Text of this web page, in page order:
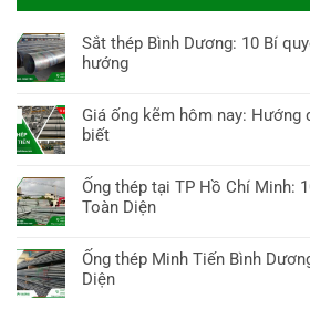
Sắt thép Bình Dương: 10 Bí
hướng
có
bình
Sắt
thép
Dương:
10
Bí
Giá ống kẽm hôm nay: Hướng
biết
có
bình
Giá
ống
Ống thép tại TP Hồ Chí Minh:
Toàn Diện
có
bình
luận
Ống thép Minh Tiến Bình
Diện